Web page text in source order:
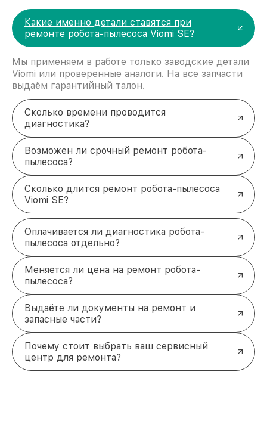
Какие именно детали ставятся при
ремонте робота-пылесоса Viomi SE?
Мы применяем в работе только заводские детали
Viomi или проверенные аналоги. На все запчасти
выдаём гарантийный талон.
Сколько времени проводится
диагностика?
Возможен ли срочный ремонт робота-
пылесоса?
Сколько длится ремонт робота-пылесоса
Viomi SE?
Оплачивается ли диагностика робота-
пылесоса отдельно?
Меняется ли цена на ремонт робота-
пылесоса?
Выдаёте ли документы на ремонт и
запасные части?
Почему стоит выбрать ваш сервисный
центр для ремонта?